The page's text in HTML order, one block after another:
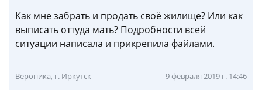
Как мне забрать и продать своё жилище? Или как
выписать оттуда мать? Подробности всей
ситуации написала и прикрепила файлами.
Вероника, г. Иркутск 9 февраля 2019 г. 14:46